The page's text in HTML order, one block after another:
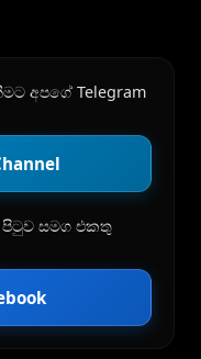
අපගේ Telegram
පිටුව සමග එකතු